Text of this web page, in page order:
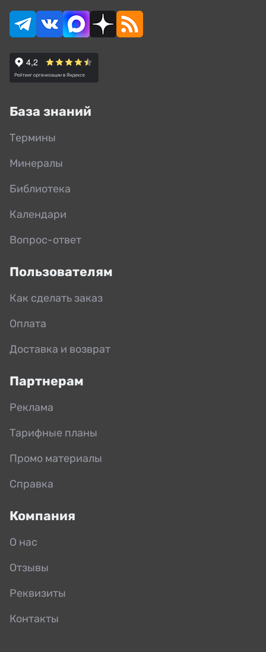
База знаний
Термины
Минералы
Библиотека
Календари
Вопрос-ответ
Пользователям
Как сделать заказ
Оплата
Доставка и возврат
Партнерам
Реклама
Тарифные планы
Промо материалы
Справка
Компания
О нас
Отзывы
Реквизиты
Контакты